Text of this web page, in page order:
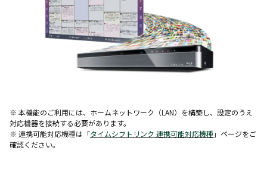
※ 本機能のご利用には、ホームネットワーク（LAN）を構築し、設定のうえ
対応機器を接続する必要があります。
※ 連携可能対応機種は「タイムシフトリンク 連携可能対応機種 」ページをご
確認ください。